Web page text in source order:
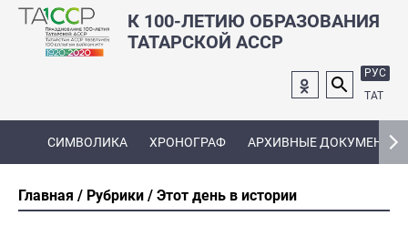
К 100-ЛЕТИЮ ОБРАЗОВАНИЯ
ТАТАРСКОЙ АССР
РУС
ТАТ
СИМВОЛИКА ХРОНОГРАФ АРХИВНЫЕ ДОКУМЕНТЫ
Главная Рубрики Этот день в истории